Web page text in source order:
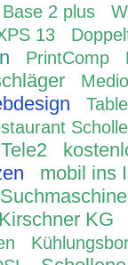
Base 2 plus
13
PrintComp
Tele2
mobil ins
Kirschner KG